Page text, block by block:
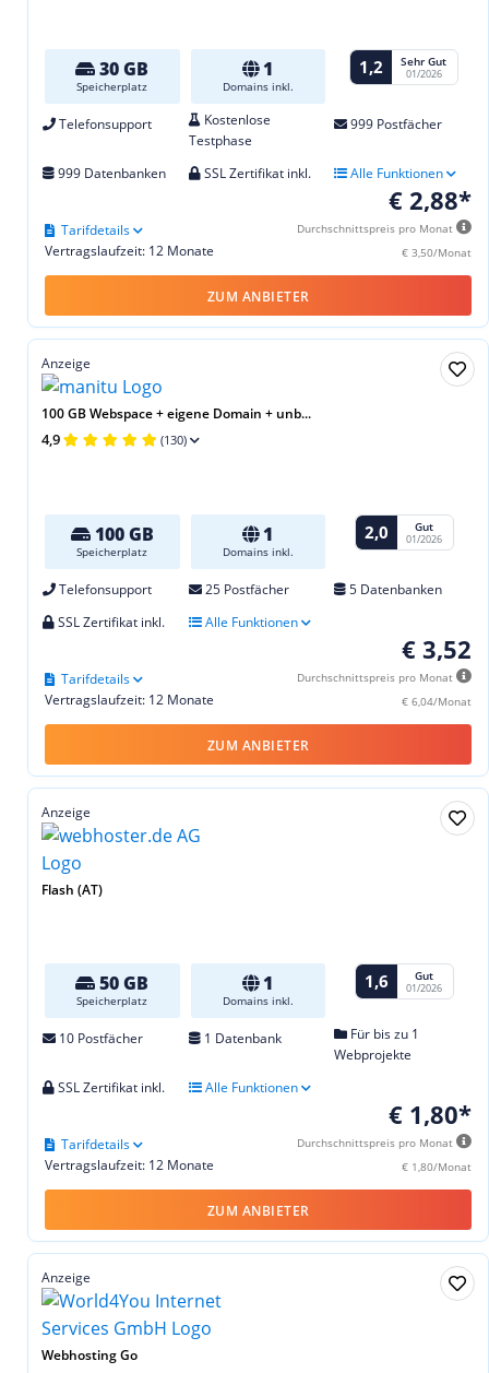
30 GB
Speicherplatz
1
Domains inkl.
1,2 Sehr Gut
01/2026
Telefonsupport
Kostenlose
Testphase
999 Postfächer
999 Datenbanken SSL Zertifikat inkl. Alle Funktionen
€ 2,88*
Durchschnittspreis pro Monat
€ 3,50/Monat
Vertragslaufzeit: 12 Monate
Tarifdetails
ZUM ANBIETER
Anzeige
100 GB Webspace + eigene Domain + unb...
4,9 (130)
100 GB
Speicherplatz
1
Domains inkl.
2,0 Gut
01/2026
Telefonsupport 25 Postfächer
5 Datenbanken
SSL Zertifikat inkl.
Alle Funktionen
€ 3,52
Durchschnittspreis pro Monat
€ 6,04/Monat
Vertragslaufzeit: 12 Monate
Tarifdetails
ZUM ANBIETER
Anzeige
Flash (AT)
50 GB
Speicherplatz
1
Domains inkl.
1,6 Gut
01/2026
10 Postfächer 1 Datenbank
Für bis zu 1
Webprojekte
SSL Zertifikat inkl.
Alle Funktionen
€ 1,80*
Durchschnittspreis pro Monat
€ 1,80/Monat
Vertragslaufzeit: 12 Monate
Tarifdetails
ZUM ANBIETER
Anzeige
Webhosting Go